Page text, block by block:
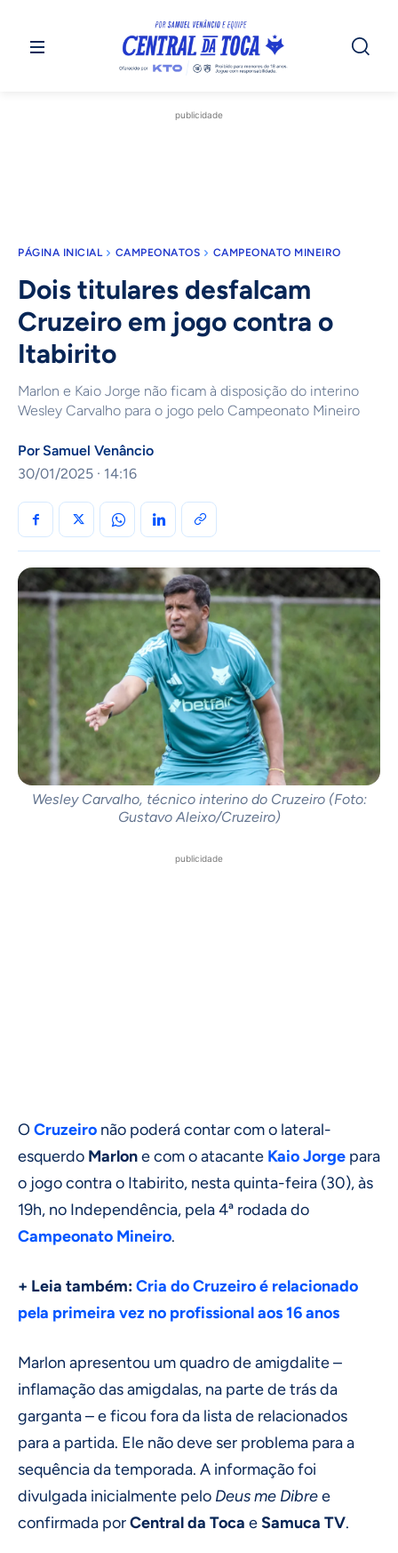
publicidade
PÁGINA INICIAL CAMPEONATOS CAMPEONATO MINEIRO
Dois titulares desfalcam
Cruzeiro em jogo contra o
Itabirito
Marlon e Kaio Jorge não ficam à disposição do interino
Wesley Carvalho para o jogo pelo Campeonato Mineiro
Por Samuel Venâncio
30/01/2025 · 14:16
Wesley Carvalho, técnico interino do Cruzeiro (Foto:
Gustavo Aleixo/Cruzeiro)
publicidade
OCruzeiro não poderá contar com o lateral-
esquerdo Marlone com o atacante Kaio Jorge para
o jogo contra o Itabirito, nesta quinta-feira (30), às
19h, no Independência, pela 4ª rodada do
Campeonato Mineiro.
+ Leia também:Cria do Cruzeiro é relacionado
pela primeira vez no profissional aos 16 anos
Marlon apresentou um quadro de amigdalite –
inflamação das amigdalas, na parte de trás da
garganta – e ficou fora da lista de relacionados
para a partida. Ele não deve ser problema para a
sequência da temporada. A informação foi
divulgada inicialmente pelo Deus me Dibree
confirmada porCentral da Toca eSamuca TV.